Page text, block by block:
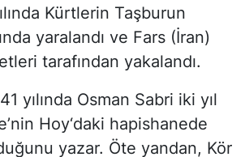
Kürtlerin Taşburun
yaralandı ve Fars (İran)
tarafından yakalandı.
yılında Osman Sabri iki yıl
Hoy‘daki hapishanede
yazar. Öte yandan, Kör